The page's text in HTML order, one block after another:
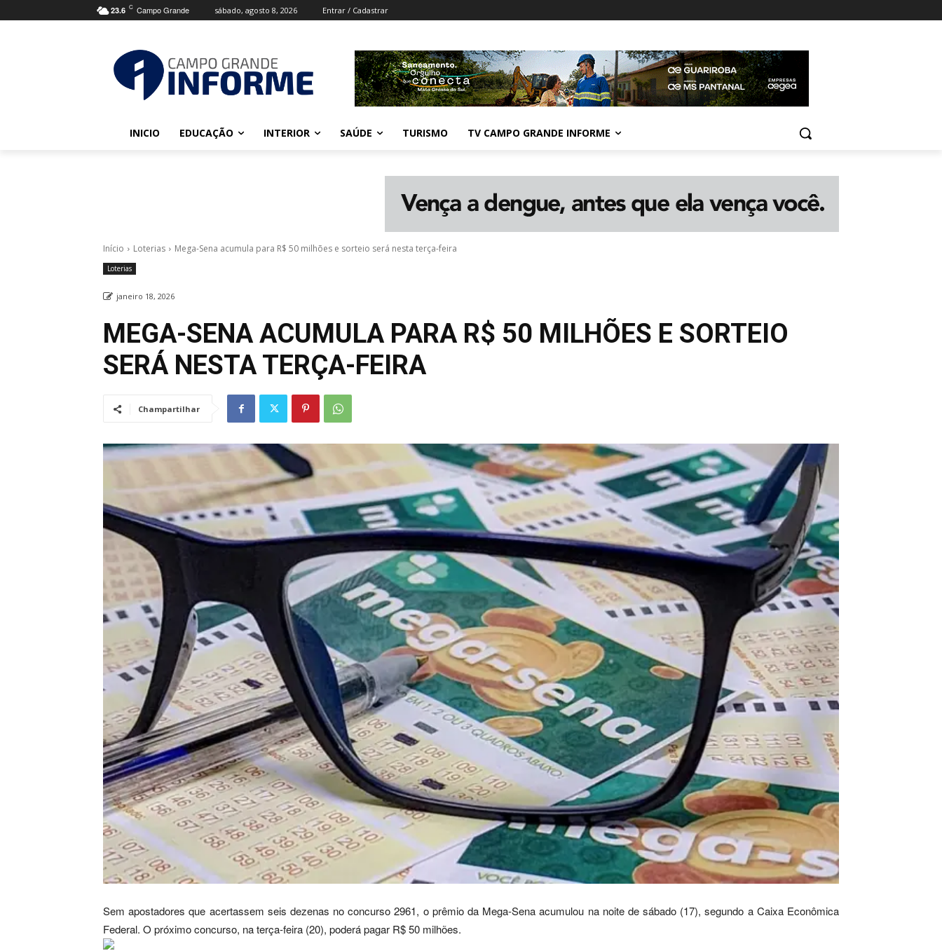
23.6 C Campo Grande sábado, agosto 8, 2026 Entrar / Cadastrar
INICIO EDUCAÇÃO INTERIOR SAÚDE TURISMO TV CAMPO GRANDE INFORME
Início Loterias Mega-Sena acumula para R$ 50 milhões e sorteio será nesta terça-feira
Loterias
janeiro 18, 2026
MEGA-SENA ACUMULA PARA R$ 50 MILHÕES E SORTEIO
SERÁ NESTA TERÇA-FEIRA
Champartilhar
Sem apostadores que acertassem seis dezenas no concurso 2961, o prêmio da Mega-Sena acumulou na noite de sábado (17), segundo a Caixa Econômica
Federal. O próximo concurso, na terça-feira (20), poderá pagar R$ 50 milhões.